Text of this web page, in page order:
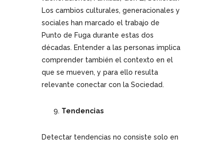
Los cambios culturales, generacionales y
sociales han marcado el trabajo de
Punto de Fuga durante estas dos
décadas. Entender a las personas implica
comprender también el contexto en el
que se mueven, y para ello resulta
relevante conectar con la Sociedad.
Tendencias
Detectar tendencias no consiste solo en